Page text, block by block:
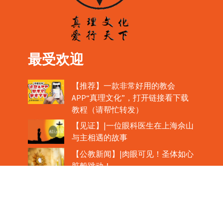
最受欢迎
【推荐】一款非常好用的教会
APP“真理文化”，打开链接看下载
教程（请帮忙转发）
【见证】|一位眼科医生在上海佘山
与主相遇的故事
【公教新闻】|肉眼可见！圣体如心
脏般跳动！